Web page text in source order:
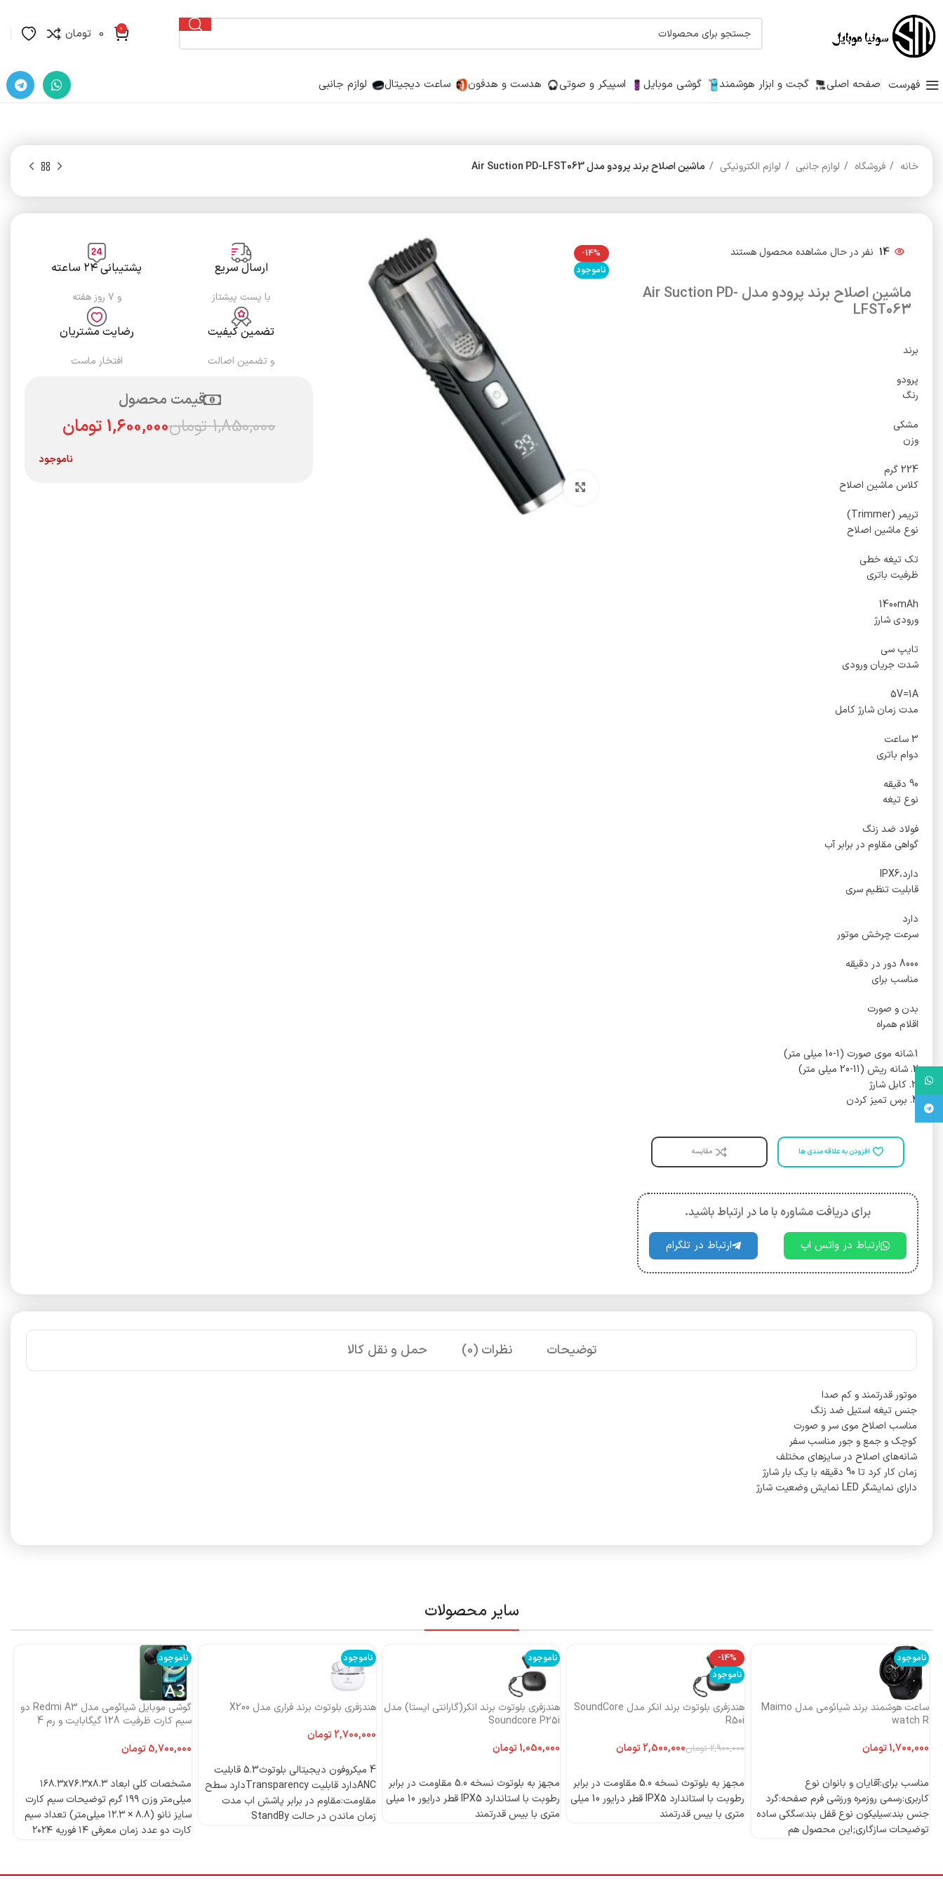
0
0 تومان
فهرست صفحه اصلی گجت و ابزار هوشمند گوشی موبایل اسپیکر و صوتی هدست و هدفون ساعت دیجیتال لوازم جانبی
خانه فروشگاه لوازم جانبی لوازم الکترونیکی ماشین اصلاح برند پرودو مدل Air Suction PD-LFST063
تومان
14 نفر در حال مشاهده محصول هستند
ماشین اصلاح برند پرودو مدل Air Suction PD-
LFST063
برند
پرودو
رنگ
مشکی
وزن
224 گرم
کلاس ماشین اصلاح
تریمر (Trimmer)
نوع ماشین اصلاح
تک تیغه خطی
ظرفیت باتری
1400mAh
ورودی شارژ
تایپ سی
شدت جریان ورودی
5V=1A
مدت زمان شارژ کامل
3 ساعت
دوام باتری
90 دقیقه
نوع تیغه
فولاد ضد زنگ
گواهی مقاوم در برابر آب
دارد،IPX6
قابلیت تنظیم سری
دارد
سرعت چرخش موتور
8000 دور در دقیقه
مناسب برای
بدن و صورت
اقلام همراه
1.شانه موی صورت (1-10 میلی متر)
2. شانه ریش (11-20 میلی متر)
3. کابل شارژ
4. برس تمیز کردن
افزودن به علاقه مندی ها مقایسه
برای دریافت مشاوره با ما در ارتباط باشید.
ارتباط در واتس اپ ارتباط در تلگرام
-14%
ناموجود
برای بزرگنمایی کلیک کنید
ارسال سریع
با پست پیشتاز
پشتیبانی ۲۴ ساعته
و ۷ روز هفته
تضمین کیفیت
و تضمین اصالت
رضایت مشتریان
افتخار ماست
قیمت محصول
1,850,000تومان1,600,000 تومان
ناموجود
توضیحات نظرات (0) حمل و نقل کالا
موتور قدرتمند و کم صدا
جنس تیغه استیل ضد زنگ
مناسب اصلاح موی سر و صورت
کوچک و جمع و جور مناسب سفر
شانه‌های اصلاح در سایزهای مختلف
زمان کار کرد تا 90 دقیقه با یک بار شارژ
دارای نمایشگر LED نمایش وضعیت شارژ
سایر محصولات
ناموجود
ساعت هوشمند برند شیائومی مدل Maimo
watch R
تومان
مناسب برای:آقایان و بانوان نوع
کاربری:رسمی روزمره ورزشی فرم صفحه:گرد
جنس بند:سیلیکون نوع قفل بند:سگکی ساده
توضیحات سازگاری;این محصول هم
-14%
ناموجود
هندزفری بلوتوث برند انکر مدل SoundCore
R50i
2,900,000 تومان2,500,000تومان
مجهز به بلوتوث نسخه 5.0 مقاومت در برابر
رطوبت با استاندارد IPX5 قطر درایور 10 میلی
متری با بیس قدرتمند
ناموجود
هندزفری بلوتوث برند انکر(گارانتی ایستا) مدل
Soundcore P25i
تومان
مجهز به بلوتوث نسخه 5.0 مقاومت در برابر
رطوبت با استاندارد IPX5 قطر درایور 10 میلی
متری با بیس قدرتمند
ناموجود
هندزفری بلوتوث برند فراری مدل X200
تومان
4 میکروفون دیجیتالی بلوتوث5.3 قابلیت
ANCدارد قابلیت Transparencyدارد سطح
مقاومت:مقاوم در برابر پاشش اب مدت
زمان ماندن در حالت StandBy
ناموجود
گوشی موبایل شیائومی مدل Redmi A3 دو
سیم کارت ظرفیت 128 گیگابایت و رم 4
تومان
مشخصات کلی ابعاد ۱۶۸.۳x۷۶.۳x۸.۳
میلی‌متر وزن ۱۹۹ گرم توضیحات سیم کارت
سایز نانو (۸.۸ × ۱۲.۳ میلی‌متر) تعداد سیم
کارت دو عدد زمان معرفی ۱۴ فوریه ۲۰۲۴
nm) پردازنده‌ مرکزی Octa-core (۴x۲.۲
واتس آپ
تلگرام